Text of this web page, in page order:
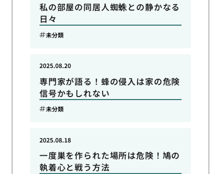
私の部屋の同居人蜘蛛との静かなる
日々
未分類
専門家が語る！蜂の侵入は家の危険
信号かもしれない
2025.08.20
未分類
一度巣を作られた場所は危険！鳩の
執着心と戦う方法
2025.08.18